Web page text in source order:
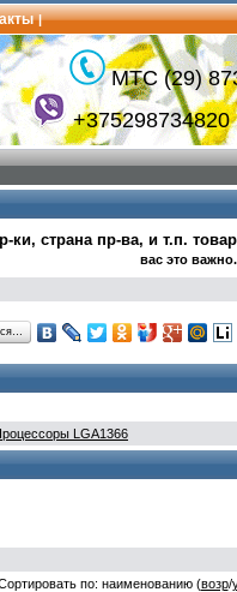
|
МТС (29)
+375298734820
ки, страна пр-ва, и т.п.
вас это важно.
LGA1366
по: наименованию (возр/